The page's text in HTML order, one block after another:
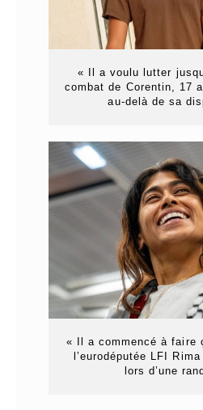
« Il a voulu lutter
combat de Corentin, 17
au-delà de sa
« Il a commencé à faire
l’eurodéputée LFI
lors d’une